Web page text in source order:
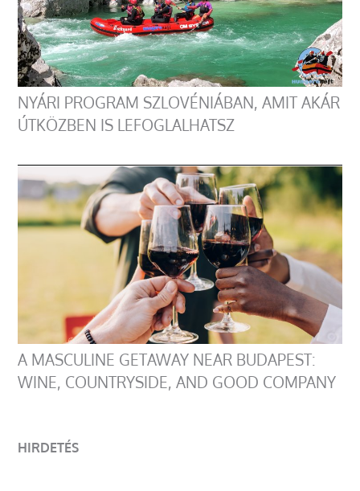
NYÁRI PROGRAM SZLOVÉNIÁBAN, AMIT AKÁR
ÚTKÖZBEN IS LEFOGLALHATSZ
A MASCULINE GETAWAY NEAR BUDAPEST:
WINE, COUNTRYSIDE, AND GOOD COMPANY
HIRDETÉS